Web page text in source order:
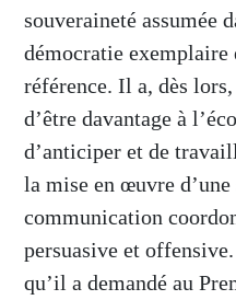
souveraineté assumée
démocratie exemplaire
référence. Il a, dès
d’être davantage à
d’anticiper et de
la mise en œuvre
communication
persuasive et
qu’il a demandé au